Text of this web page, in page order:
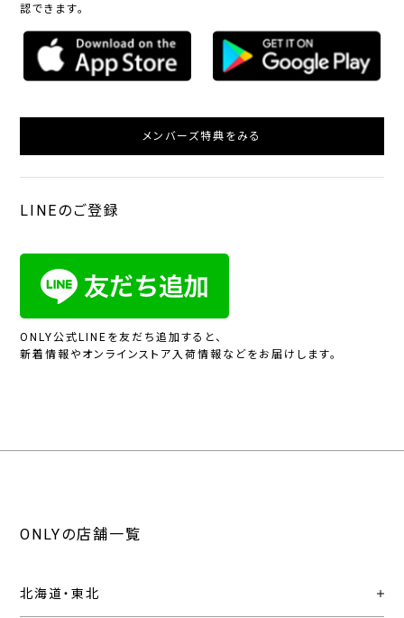
認できます。
メンバーズ特典をみる
LINEのご登録
ONLY公式LINEを友だち追加すると、
新着情報やオンラインストア入荷情報などをお届けします。
ONLYの店舗一覧
北海道・東北